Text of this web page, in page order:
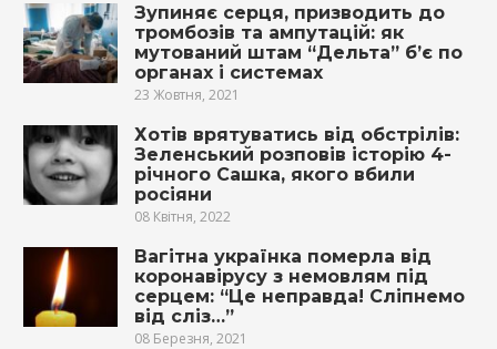
Зупиняє серця, призводить до
тромбозів та ампутацій: як
мутований штам “Дельта” б’є по
органах і системах
23 Жовтня, 2021
Хотів врятуватись від обстрілів:
Зеленський розповів історію 4-
річного Сашка, якого вбили
росіяни
08 Квітня, 2022
Вагітна українка померла від
коронавірусу з немовлям під
серцем: “Це неправда! Сліпнемо
від сліз…”
08 Березня, 2021